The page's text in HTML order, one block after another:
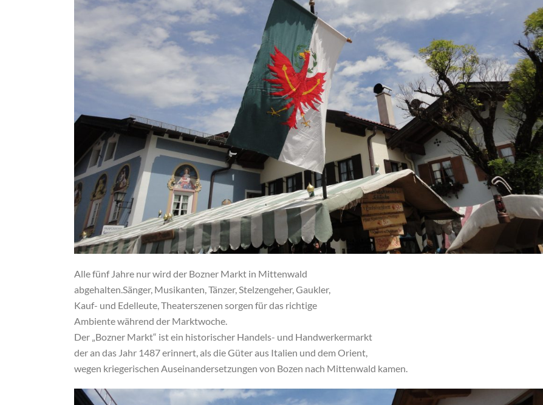
Alle fünf Jahre nur wird der Bozner Markt in Mittenwald
abgehalten.Sänger, Musikanten, Tänzer, Stelzengeher, Gaukler,
Kauf- und Edelleute, Theaterszenen sorgen für das richtige
Ambiente während der Marktwoche.
Der „Bozner Markt“ ist ein historischer Handels- und Handwerkermarkt
der an das Jahr 1487 erinnert, als die Güter aus Italien und dem Orient,
wegen kriegerischen Auseinandersetzungen von Bozen nach Mittenwald kamen.